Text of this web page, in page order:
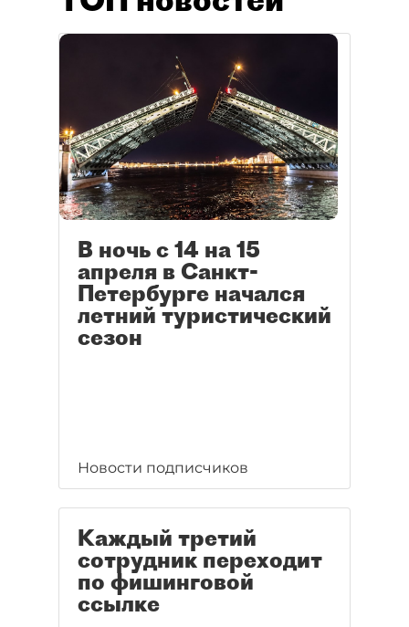
В ночь с 14 на 15
апреля в Санкт-
Петербурге начался
летний туристический
сезон
Новости подписчиков
Каждый третий
сотрудник переходит
по фишинговой
ссылке